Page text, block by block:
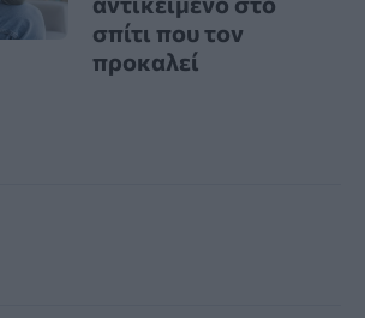
σπίτι που τον
προκαλεί